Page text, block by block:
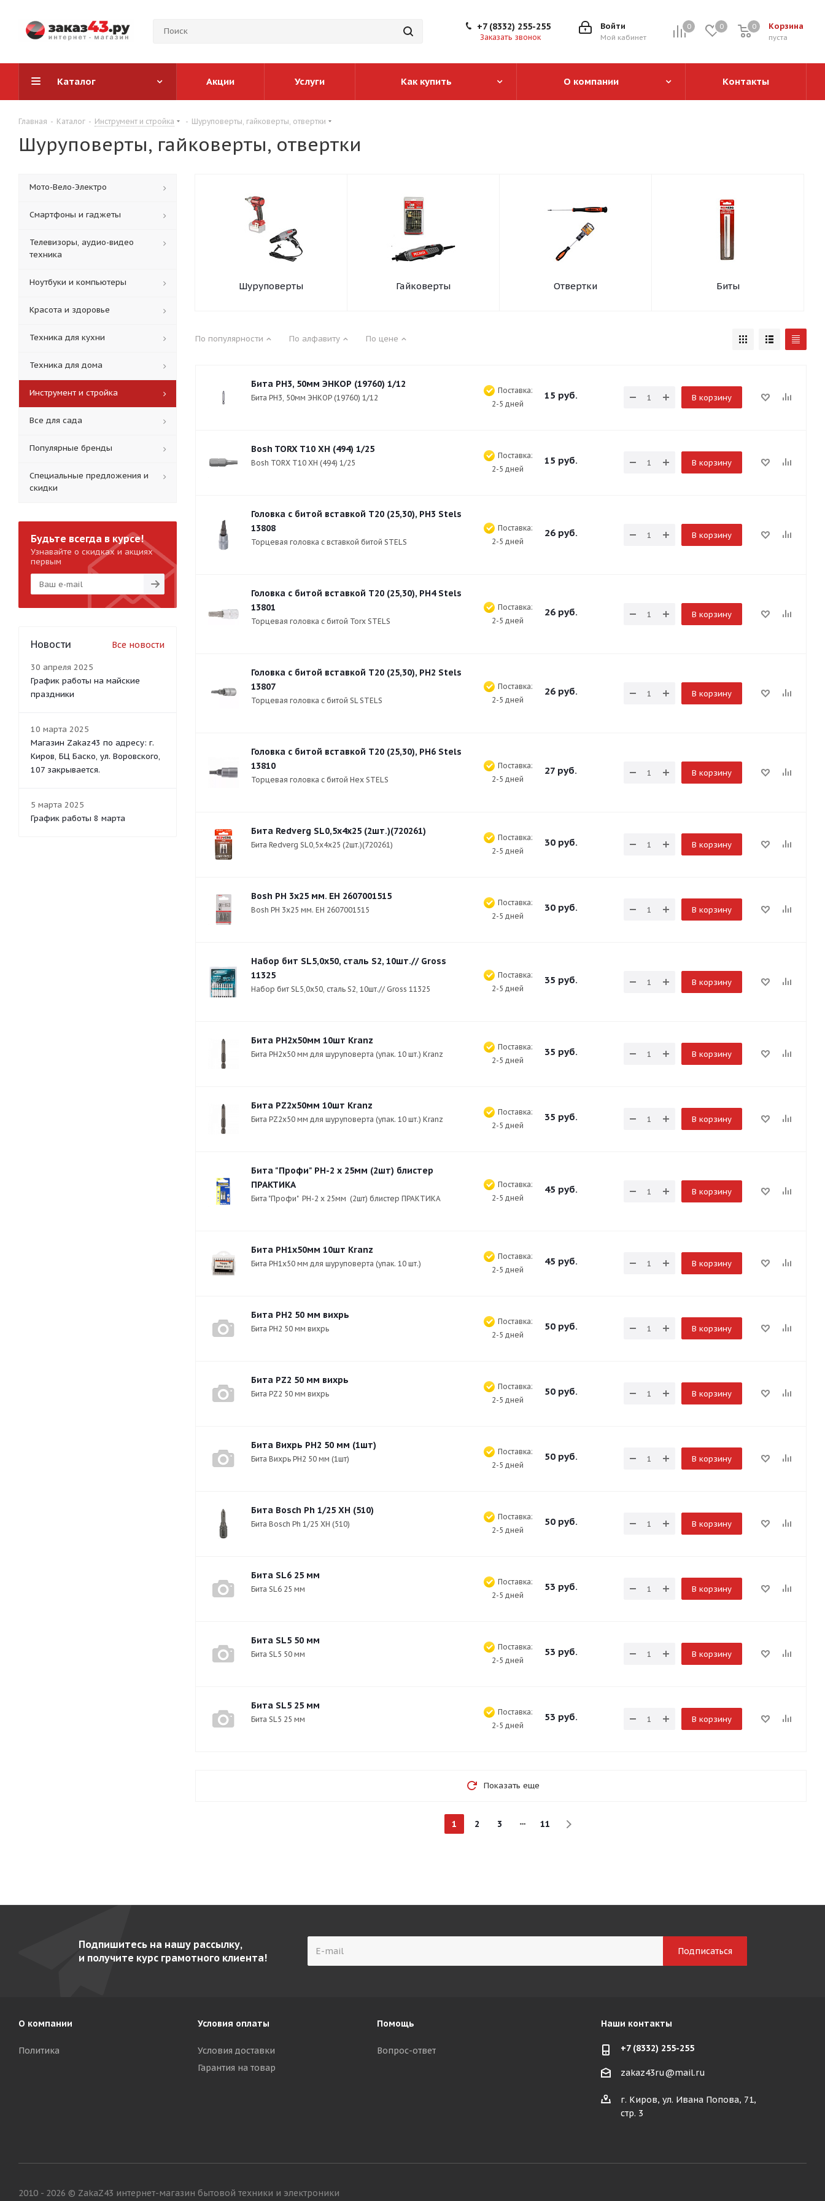
0 0 Корзина
0
пуста
0
Войти
Мой кабинет
+7 (8332) 255-255
Заказать звонок
Каталог Акции Услуги Как купить О компании Контакты
Главная - Каталог - Инструмент и стройка - Шуруповерты, гайковерты, отвертки
Шуруповерты, гайковерты, отвертки
Шуруповерты Гайковерты Отвертки Биты
По популярности По алфавиту По цене
Бита РH3, 50мм ЭНКОР (19760) 1/12
Бита РH3, 50мм ЭНКОР (19760) 1/12
Поставка:
2-5 дней
15 руб. В корзину
Bosh TORX T10 XH (494) 1/25
Bosh TORX T10 XH (494) 1/25
Поставка:
2-5 дней
15 руб. В корзину
Головка с битой вставкой T20 (25,30), PH3 Stels
13808
Торцевая головка с вставкой битой STELS
Поставка:
2-5 дней
26 руб. В корзину
Головка с битой вставкой T20 (25,30), PH4 Stels
13801
Торцевая головка с битой Torx STELS
Поставка:
2-5 дней
26 руб. В корзину
Головка с битой вставкой T20 (25,30), PH2 Stels
13807
Торцевая головка с битой SL STELS
Поставка:
2-5 дней
26 руб. В корзину
Головка с битой вставкой T20 (25,30), PH6 Stels
13810
Торцевая головка с битой Hex STELS
Поставка:
2-5 дней
27 руб. В корзину
Бита Redverg SL0,5х4х25 (2шт.)(720261)
Бита Redverg SL0,5х4х25 (2шт.)(720261)
Поставка:
2-5 дней
30 руб. В корзину
Bosh PH 3х25 мм. ЕH 2607001515
Bosh PH 3х25 мм. ЕH 2607001515
Поставка:
2-5 дней
30 руб. В корзину
Набор бит SL5,0х50, сталь S2, 10шт.// Gross
11325
Набор бит SL5,0х50, сталь S2, 10шт.// Gross 11325
Поставка:
2-5 дней
35 руб. В корзину
Бита PH2х50мм 10шт Kranz
Бита PH2х50 мм для шуруповерта (упак. 10 шт.) Kranz
Поставка:
2-5 дней
35 руб. В корзину
Бита PZ2х50мм 10шт Kranz
Бита PZ2х50 мм для шуруповерта (упак. 10 шт.) Kranz
Поставка:
2-5 дней
35 руб. В корзину
Бита "Профи" PH-2 х 25мм (2шт) блистер
ПРАКТИКА
Бита "Профи" PH-2 х 25мм (2шт) блистер ПРАКТИКА
Поставка:
2-5 дней
45 руб. В корзину
Бита PH1х50мм 10шт Kranz
Бита PH1х50 мм для шуруповерта (упак. 10 шт.)
Поставка:
2-5 дней
45 руб. В корзину
Бита PH2 50 мм вихрь
Бита PH2 50 мм вихрь
Поставка:
2-5 дней
50 руб. В корзину
Бита PZ2 50 мм вихрь
Бита PZ2 50 мм вихрь
Поставка:
2-5 дней
50 руб. В корзину
Бита Вихрь PH2 50 мм (1шт)
Бита Вихрь PH2 50 мм (1шт)
Поставка:
2-5 дней
50 руб. В корзину
Бита Bosch Ph 1/25 XH (510)
Бита Bosch Ph 1/25 XH (510)
Поставка:
2-5 дней
50 руб. В корзину
Бита SL6 25 мм
Бита SL6 25 мм
Поставка:
2-5 дней
53 руб. В корзину
Бита SL5 50 мм
Бита SL5 50 мм
Поставка:
2-5 дней
53 руб. В корзину
Бита SL5 25 мм
Бита SL5 25 мм
Поставка:
2-5 дней
53 руб. В корзину
Показать еще
1 2 3 11
Мото-Вело-Электро
Смартфоны и гаджеты
Телевизоры, аудио-видео
техника
Ноутбуки и компьютеры
Красота и здоровье
Техника для кухни
Техника для дома
Инструмент и стройка
Все для сада
Популярные бренды
Специальные предложения и
скидки
Будьте всегда в курсе!
Узнавайте о скидках и акциях
первым
Новости Все новости
30 апреля 2025
График работы на майские
праздники
10 марта 2025
Магазин Zakaz43 по адресу: г.
Киров, БЦ Баско, ул. Воровского,
107 закрывается.
5 марта 2025
График работы 8 марта
Подпишитесь на нашу рассылку,
и получите курс грамотного клиента!
О компании
Политика
Условия оплаты
Условия доставки
Гарантия на товар
Помощь
Вопрос-ответ
Наши контакты
+7 (8332) 255-255
zakaz43ru@mail.ru
г. Киров, ул. Ивана Попова, 71,
стр. 3
2010 - 2026 © ZakaZ43 интернет-магазин бытовой техники и электроники